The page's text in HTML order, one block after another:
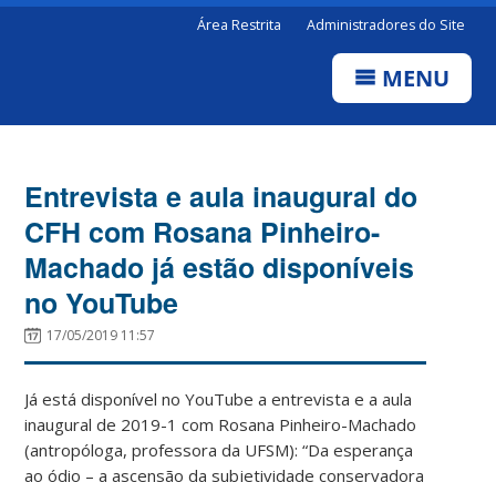
Área Restrita Administradores do Site
MENU
Entrevista e aula inaugural do
CFH com Rosana Pinheiro-
Machado já estão disponíveis
no YouTube
17/05/2019 11:57
Já está disponível no YouTube a entrevista e a aula
inaugural de 2019-1 com Rosana Pinheiro-Machado
(antropóloga, professora da UFSM): “Da esperança
ao ódio – a ascensão da subjetividade conservadora